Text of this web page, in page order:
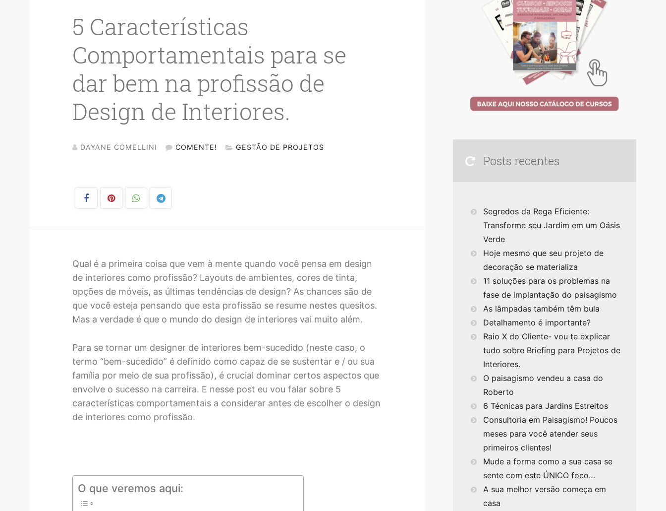
5 Características
Comportamentais para se
dar bem na profissão de
Design de Interiores.
DAYANE COMELLINI COMENTE! GESTÃO DE PROJETOS
Qual é a primeira coisa que vem à mente quando você pensa em design
de interiores como profissão? Layouts de ambientes, cores de tinta,
opções de móveis, as últimas tendências de design? As chances são de
que você esteja pensando que esta profissão se resume nestes quesitos.
Mas a verdade é que o mundo do design de interiores vai muito além.
Para se tornar um designer de interiores bem-sucedido (neste caso, o
termo “bem-sucedido” é definido como capaz de se sustentar e / ou sua
família por meio de sua profissão), é crucial dominar certos aspectos que
envolve o sucesso na carreira. E nesse post eu vou falar sobre 5
características comportamentais a considerar antes de escolher o design
de interiores como profissão.
O que veremos aqui:
Posts recentes
Segredos da Rega Eficiente:
Transforme seu Jardim em um Oásis
Verde
Hoje mesmo que seu projeto de
decoração se materializa
11 soluções para os problemas na
fase de implantação do paisagismo
As lâmpadas também têm bula
Detalhamento é importante?
Raio X do Cliente- vou te explicar
tudo sobre Briefing para Projetos de
Interiores.
O paisagismo vendeu a casa do
Roberto
6 Técnicas para Jardins Estreitos
Consultoria em Paisagismo! Poucos
meses para você atender seus
primeiros clientes!
Mude a forma como a sua casa se
sente com este ÚNICO foco…
A sua melhor versão começa em
casa